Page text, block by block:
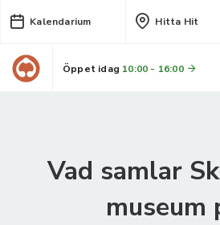
Kalendarium Hitta Hit
Öppet idag 10:00 - 16:00
Vad samlar
museum